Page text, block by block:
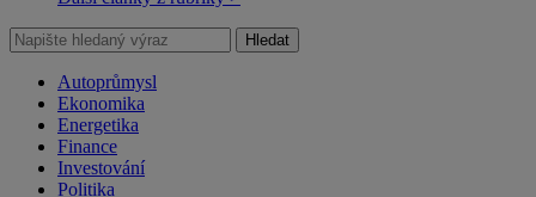
Hledat
Autoprůmysl
Ekonomika
Energetika
Finance
Investování
Politika